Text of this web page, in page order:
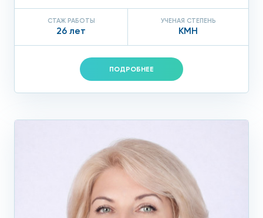
СТАЖ РАБОТЫ
26 лет
УЧЕНАЯ СТЕПЕНЬ
КМН
ПОДРОБНЕЕ